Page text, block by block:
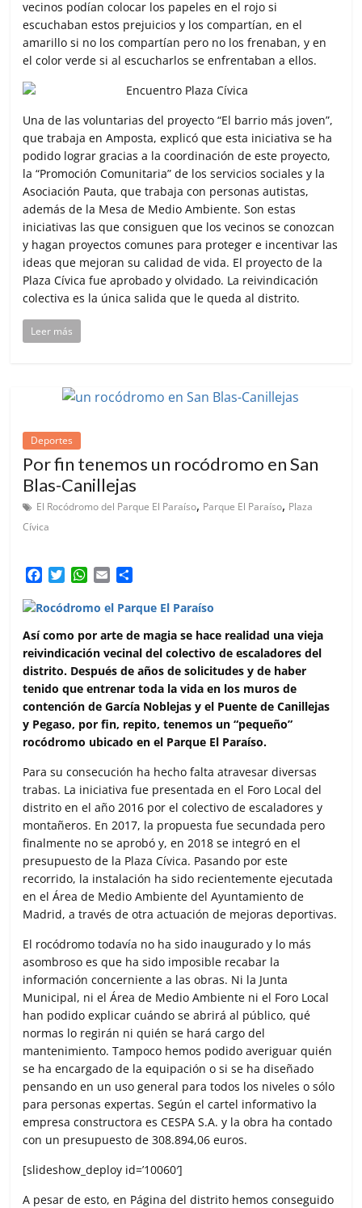
vecinos podían colocar los papeles en el rojo si
escuchaban estos prejuicios y los compartían, en el
amarillo si no los compartían pero no los frenaban, y en
el color verde si al escucharlos se enfrentaban a ellos.
Una de las voluntarias del proyecto “El barrio más joven”,
que trabaja en Amposta, explicó que esta iniciativa se ha
podido lograr gracias a la coordinación de este proyecto,
la “Promoción Comunitaria” de los servicios sociales y la
Asociación Pauta, que trabaja con personas autistas,
además de la Mesa de Medio Ambiente. Son estas
iniciativas las que consiguen que los vecinos se conozcan
y hagan proyectos comunes para proteger e incentivar las
ideas que mejoran su calidad de vida. El proyecto de la
Plaza Cívica fue aprobado y olvidado. La reivindicación
colectiva es la única salida que le queda al distrito.
Leer más
Deportes
Por fin tenemos un rocódromo en San
Blas-Canillejas
El Rocódromo del Parque El Paraíso, Parque El Paraíso, Plaza
Cívica
F
c
b
o
o
k
T
i
t
e
r
W
a
s
A
p
p
E
a
l
m
a
r
t
i
r
Así como por arte de magia se hace realidad una vieja
reivindicación vecinal del colectivo de escaladores del
distrito. Después de años de solicitudes y de haber
tenido que entrenar toda la vida en los muros de
contención de García Noblejas y el Puente de Canillejas
y Pegaso, por fin, repito, tenemos un “pequeño”
rocódromo ubicado en el Parque El Paraíso.
Para su consecución ha hecho falta atravesar diversas
trabas. La iniciativa fue presentada en el Foro Local del
distrito en el año 2016 por el colectivo de escaladores y
montañeros. En 2017, la propuesta fue secundada pero
finalmente no se aprobó y, en 2018 se integró en el
presupuesto de la Plaza Cívica. Pasando por este
recorrido, la instalación ha sido recientemente ejecutada
en el Área de Medio Ambiente del Ayuntamiento de
Madrid, a través de otra actuación de mejoras deportivas.
El rocódromo todavía no ha sido inaugurado y lo más
asombroso es que ha sido imposible recabar la
información concerniente a las obras. Ni la Junta
Municipal, ni el Área de Medio Ambiente ni el Foro Local
han podido explicar cuándo se abrirá al público, qué
normas lo regirán ni quién se hará cargo del
mantenimiento. Tampoco hemos podido averiguar quién
se ha encargado de la equipación o si se ha diseñado
pensando en un uso general para todos los niveles o sólo
para personas expertas. Según el cartel informativo la
empresa constructora es CESPA S.A. y la obra ha contado
con un presupuesto de 308.894,06 euros.
[slideshow_deploy id=’10060′]
A pesar de esto, en Página del distrito hemos conseguido